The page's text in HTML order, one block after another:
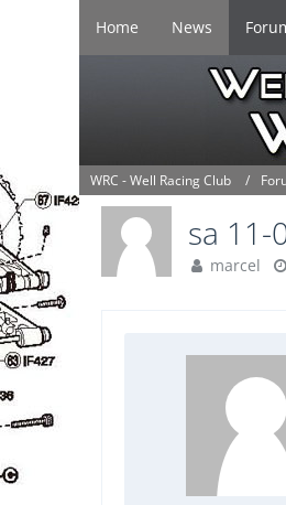
Home News
WRC - Well Racing Club
sa 11-
marcel